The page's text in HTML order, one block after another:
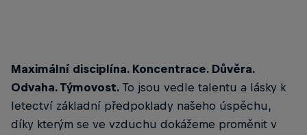
Maximální disciplína. Koncentrace. Důvěra.
Odvaha. Týmovost. To jsou vedle talentu a lásky k
letectví základní předpoklady našeho úspěchu,
díky kterým se ve vzduchu dokážeme proměnit v